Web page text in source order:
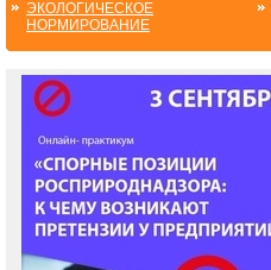
ЭКОЛОГИЧЕСКОЕ
НОРМИРОВАНИЕ